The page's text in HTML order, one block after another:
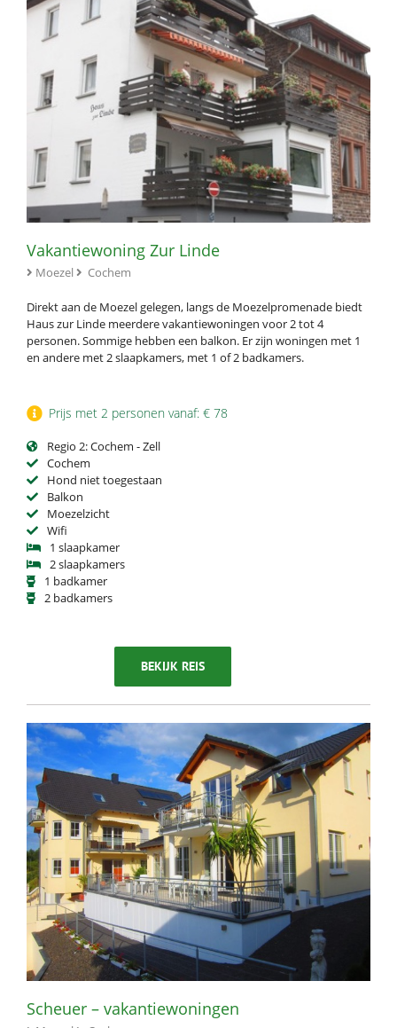
Vakantiewoning Zur Linde
Moezel Cochem
Direkt aan de Moezel gelegen, langs de Moezelpromenade biedt
Haus zur Linde meerdere vakantiewoningen voor 2 tot 4
personen. Sommige hebben een balkon. Er zijn woningen met 1
en andere met 2 slaapkamers, met 1 of 2 badkamers.
Prijs met 2 personen vanaf: € 78
Regio 2: Cochem - Zell
Cochem
Hond niet toegestaan
Balkon
Moezelzicht
Wifi
1 slaapkamer
2 slaapkamers
1 badkamer
2 badkamers
BEKIJK REIS
Scheuer – vakantiewoningen